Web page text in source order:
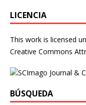
LICENCIA
This work is licensed
Creative Commons
BÚSQUEDA